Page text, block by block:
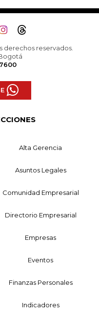
derechos reservados.
Alta Gerencia
Asuntos Legales
Comunidad Empresarial
Directorio Empresarial
Empresas
Eventos
Finanzas Personales
Indicadores